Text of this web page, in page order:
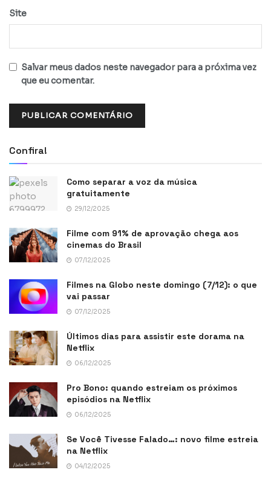
Site
Salvar meus dados neste navegador para a próxima vez
que eu comentar.
Confira!
Como separar a voz da música
gratuitamente
29/12/2025
Filme com 91% de aprovação chega aos
cinemas do Brasil
07/12/2025
Filmes na Globo neste domingo (7/12): o que
vai passar
07/12/2025
Últimos dias para assistir este dorama na
Netflix
06/12/2025
Pro Bono: quando estreiam os próximos
episódios na Netflix
06/12/2025
Se Você Tivesse Falado…: novo filme estreia
na Netflix
04/12/2025